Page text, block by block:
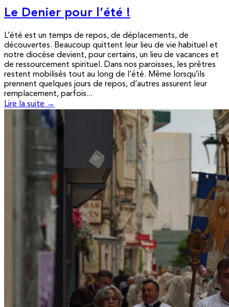
Le Denier pour l’été !
L’été est un temps de repos, de déplacements, de
découvertes. Beaucoup quittent leur lieu de vie habituel et
notre diocèse devient, pour certains, un lieu de vacances et
de ressourcement spirituel. Dans nos paroisses, les prêtres
restent mobilisés tout au long de l’été. Même lorsqu’ils
prennent quelques jours de repos, d’autres assurent leur
remplacement, parfois...
Lire la suite →